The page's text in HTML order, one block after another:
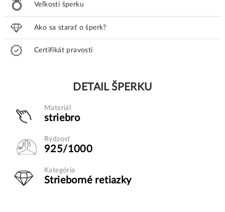
Veľkosti šperku
Ako sa starať o šperk?
Certifikát pravosti
DETAIL ŠPERKU
Materiál
striebro
Rýdzosť
925/1000
Kategória
Strieborné retiazky